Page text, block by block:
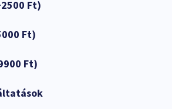
2500 Ft)
Ft)
Ft)